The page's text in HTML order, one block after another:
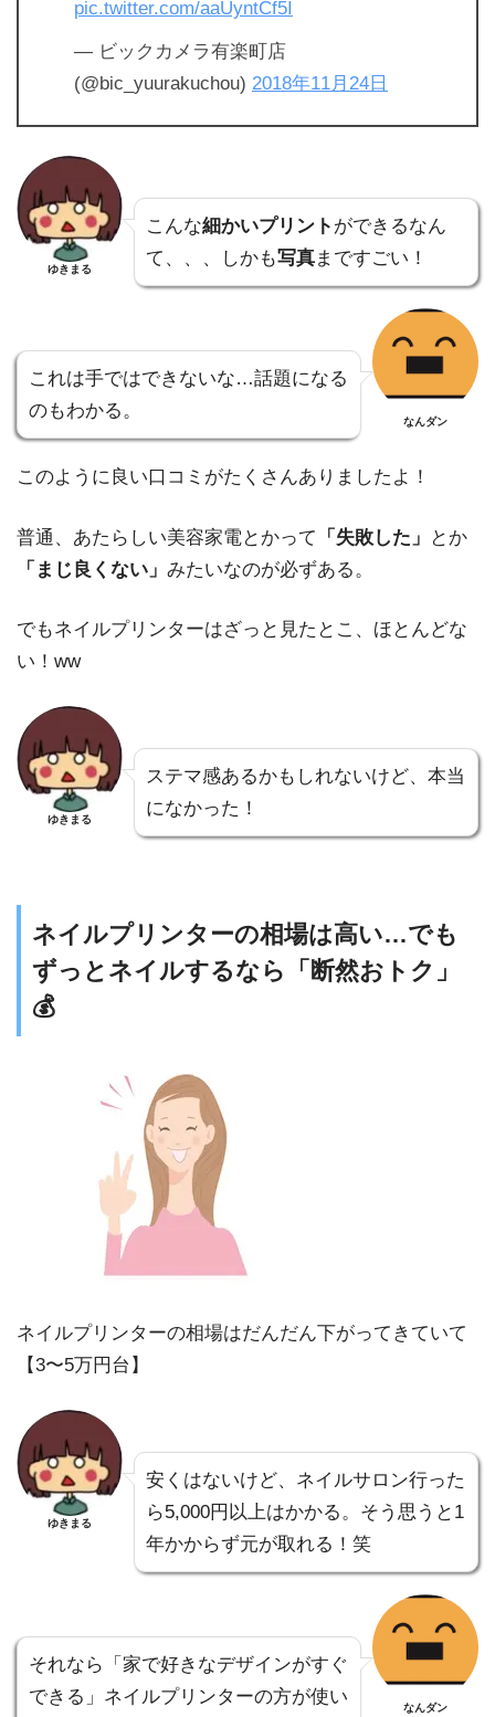
pic.twitter.com/aaUyntCf5I
— ビックカメラ有楽町店
(@bic_yuurakuchou) 2018年11月24日
ゆきまる
こんな細かいプリント ができるなん
て、、、しかも写真まですごい！
これは手ではできないな…話題になる
のもわかる。
なんダン
このように良い口コミがたくさんありましたよ！
普通、あたらしい美容家電とかって 「失敗した」
とか
「まじ良くない」 みたいなのが必ずある。
でもネイルプリンターはざっと見たとこ、ほとんどな
い！ww
ゆきまる
ステマ感あるかもしれないけど、本当
になかった！
ネイルプリンターの相場は高い…でも
ずっとネイルするなら「断然おトク」
💰
ネイルプリンターの相場はだんだん下がってきていて
【3〜5万円台】
ゆきまる
安くはないけど、ネイルサロン行った
ら5,000円以上はかかる。そう思うと1
年かからず元が取れる！笑
それなら「家で好きなデザインがすぐ
できる」ネイルプリンターの方が使い
なんダン